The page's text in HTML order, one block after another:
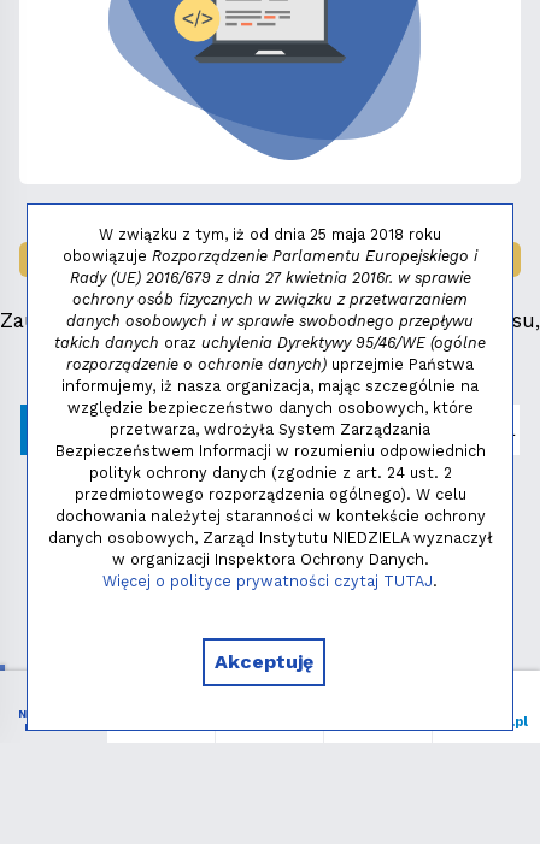
LAUREAT NAGRODY:MAŁY FENIKS 2025
Zauważyłeś błąd, masz propozycje dotyczące serwisu,
napisz:niezbednik@niedziela.pl
Polityka prywatności
Copyright © 2026 - Instytut NIEDZIELA
NIEZBĘDNIK
KATOLIKA
niedziela.pl
W związku z tym, iż od dnia 25 maja 2018 roku
obowiązuje Rozporządzenie Parlamentu Europejskiego i
Rady (UE) 2016/679 z dnia 27 kwietnia 2016r. w sprawie
ochrony osób fizycznych w związku z przetwarzaniem
danych osobowych i w sprawie swobodnego przepływu
takich danych oraz uchylenia Dyrektywy 95/46/WE (ogólne
rozporządzenie o ochronie danych) uprzejmie Państwa
informujemy, iż nasza organizacja, mając szczególnie na
względzie bezpieczeństwo danych osobowych, które
przetwarza, wdrożyła System Zarządzania
Bezpieczeństwem Informacji w rozumieniu odpowiednich
polityk ochrony danych (zgodnie z art. 24 ust. 2
przedmiotowego rozporządzenia ogólnego). W celu
dochowania należytej staranności w kontekście ochrony
danych osobowych, Zarząd Instytutu NIEDZIELA wyznaczył
w organizacji Inspektora Ochrony Danych.
Więcej o polityce prywatności czytaj TUTAJ.
Akceptuję